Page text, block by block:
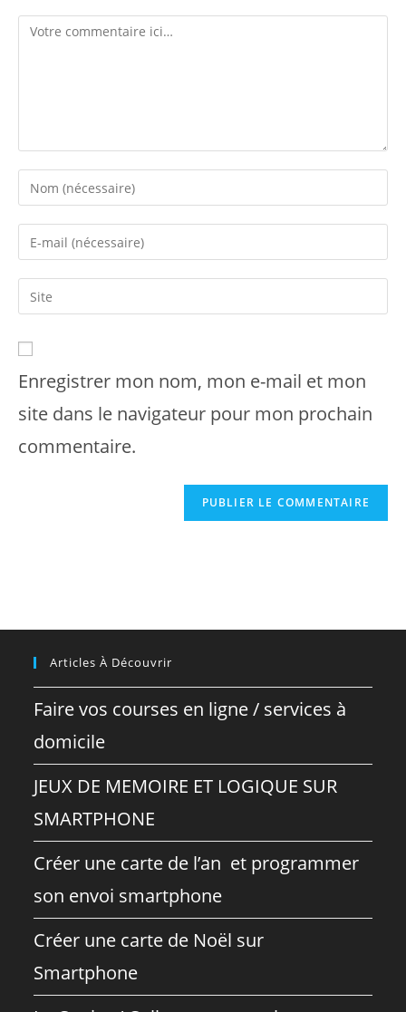
Enregistrer mon nom, mon e-mail et mon
site dans le navigateur pour mon prochain
commentaire.
Articles À Découvrir
Faire vos courses en ligne / services à
domicile
JEUX DE MEMOIRE ET LOGIQUE SUR
SMARTPHONE
Créer une carte de l’an et programmer
son envoi smartphone
Créer une carte de Noël sur
Smartphone